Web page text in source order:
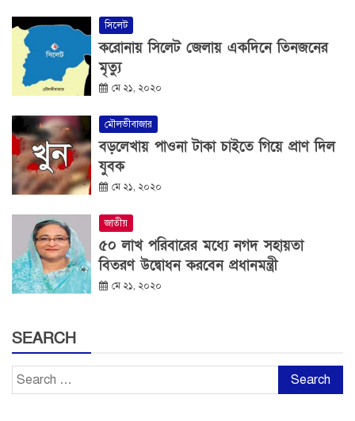
সিলেট
করোনায় সিলেট জেলায় একদিনে তিনজনের
মৃত্যু
মে ২১, ২০২০
মৌলভীবাজার
বড়লেখায় পাওনা টাকা চাইতে গিয়ে প্রাণ দিল
যুবক
মে ২১, ২০২০
জাতীয়
৫০ লাখ পরিবারের মধ্যে নগদ সহায়তা
বিতরণ উদ্বোধন করবেন প্রধানমন্ত্রী
মে ২১, ২০২০
SEARCH
Search
for: